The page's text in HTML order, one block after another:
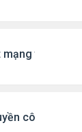
mạng trong
công dân